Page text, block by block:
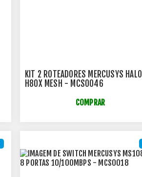
KIT 2 ROTEADORES MERCUSYS HALO
H80X MESH - MCS0046
COMPRAR